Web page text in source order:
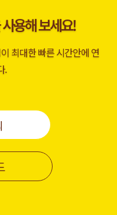
용해 보세요!
최대한 빠른 시간안에 연
.